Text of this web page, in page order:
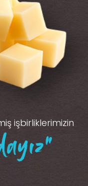
işbirliklerimizin